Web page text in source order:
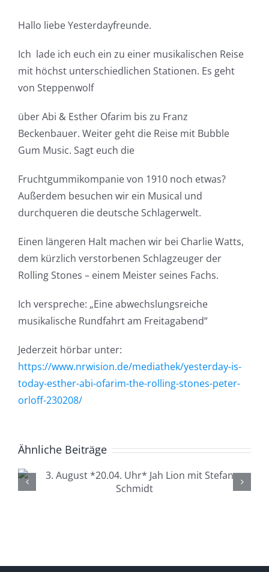
Hallo liebe Yesterdayfreunde.
Ich lade ich euch ein zu einer musikalischen Reise
mit höchst unterschiedlichen Stationen. Es geht
von Steppenwolf
über Abi & Esther Ofarim bis zu Franz
Beckenbauer. Weiter geht die Reise mit Bubble
Gum Music. Sagt euch die
Fruchtgummikompanie von 1910 noch etwas?
Außerdem besuchen wir ein Musical und
durchqueren die deutsche Schlagerwelt.
Einen längeren Halt machen wir bei Charlie Watts,
dem kürzlich verstorbenen Schlagzeuger der
Rolling Stones – einem Meister seines Fachs.
Ich verspreche: „Eine abwechslungsreiche
musikalische Rundfahrt am Freitagabend“
Jederzeit hörbar unter:
https://www.nrwision.de/mediathek/yesterday-is-
today-esther-abi-ofarim-the-rolling-stones-peter-
orloff-230208/
Ähnliche Beiträge
4. August *20.04. Uhr*
Lüdenscheid Live mit Ingo